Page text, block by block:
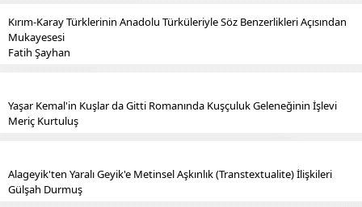
Kırım-Karay Türklerinin Anadolu Türküleriyle Söz Benzerlikleri Açısından
Mukayesesi
Fatih Şayhan
Yaşar Kemal'in Kuşlar da Gitti Romanında Kuşçuluk Geleneğinin İşlevi
Meriç Kurtuluş
Alageyik'ten Yaralı Geyik'e Metinsel Aşkınlık (Transtextualite) İlişkileri
Gülşah Durmuş